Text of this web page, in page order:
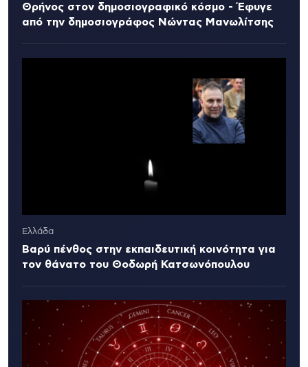
Θρήνος στον δημοσιογραφικό κόσμο - Έφυγε
από την δημοσιογράφος Νώντας Μανωλίτσης
Ελλάδα
Βαρύ πένθος στην εκπαιδευτική κοινότητα για
τον θάνατο του Θοδωρή Κατσωνόπουλου